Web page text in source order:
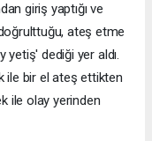
giriş yaptığı ve
ateş etme
yetiş' dediği yer aldı.
ile bir el ateş ettikten
ile olay yerinden